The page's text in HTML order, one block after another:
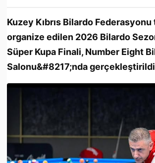
Kuzey Kıbrıs Bilardo Federasyonu
organize edilen 2026 Bilardo
Süper Kupa Finali, Number Eight
Salonu&#8217;nda